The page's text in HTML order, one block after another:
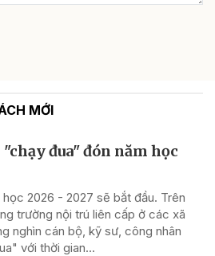
MỚI
đua" đón năm học
2026 - 2027 sẽ bắt đầu. Trên
trường nội trú liên cấp ở các xã
nghìn cán bộ, kỹ sư, công nhân
với thời gian...